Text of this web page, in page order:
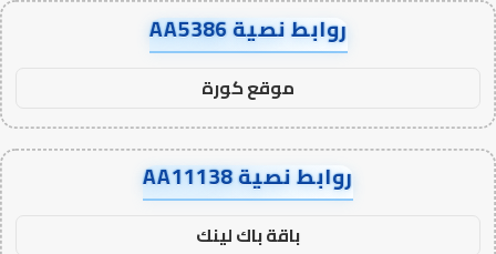
روابط نصية AA5386
موقع كورة
روابط نصية AA11138
باقة باك لينك